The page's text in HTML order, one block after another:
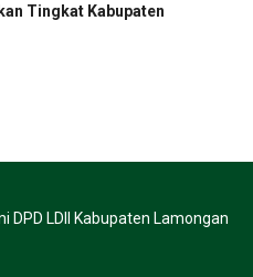
Tingkat Kabupaten
DPD LDII Kabupaten Lamongan